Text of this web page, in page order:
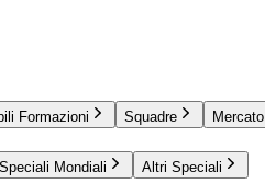
Formazioni Squadre Mercato
Speciali Mondiali Altri Speciali